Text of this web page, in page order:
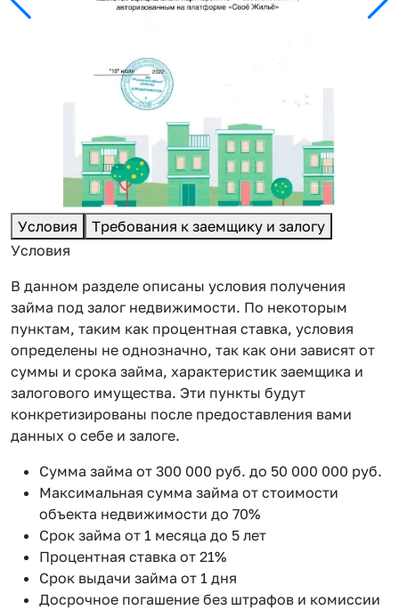
Условия
Требования к заемщику и залогу
Условия
В данном разделе описаны условия получения
займа под залог недвижимости. По некоторым
пунктам, таким как процентная ставка, условия
определены не однозначно, так как они зависят от
суммы и срока займа, характеристик заемщика и
залогового имущества. Эти пункты будут
конкретизированы после предоставления вами
данных о себе и залоге.
Сумма займа от 300 000 руб. до 50 000 000 руб.
Максимальная сумма займа от стоимости
объекта недвижимости до 70%
Срок займа от 1 месяца до 5 лет
Процентная ставка от 21%
Срок выдачи займа от 1 дня
Досрочное погашение без штрафов и комиссии